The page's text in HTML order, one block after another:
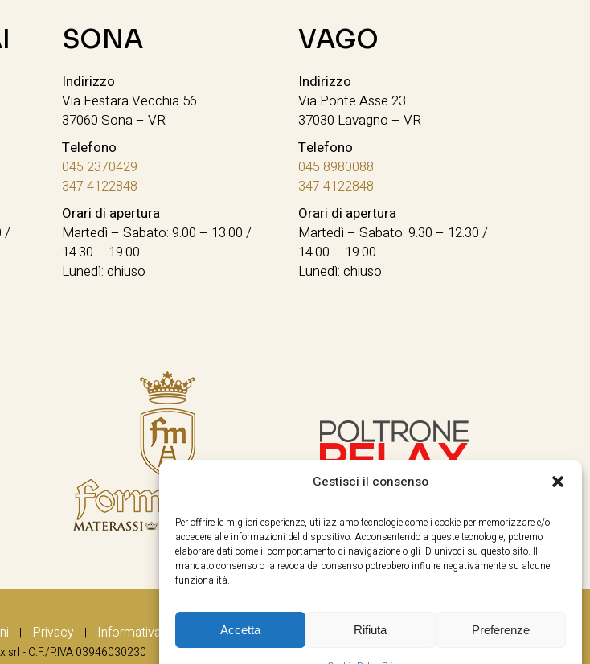
Gestisci il consenso
Per offrire le migliori esperienze, utilizziamo tecnologie come i cookie per memorizzare e/o
accedere alle informazioni del dispositivo. Acconsentendo a queste tecnologie, potremo
elaborare dati come il comportamento di navigazione o gli ID univoci su questo sito. Il
mancato consenso o la revoca del consenso potrebbero influire negativamente su alcune
funzionalità.
Accetta Rifiuta Preferenze
/
SONA
Indirizzo
Via Festara Vecchia 56
37060 Sona – VR
Telefono
045 2370429
347 4122848
Orari di apertura
Martedì – Sabato: 9.00 – 13.00 /
14.30 – 19.00
Lunedì: chiuso
VAGO
Indirizzo
Via Ponte Asse 23
37030 Lavagno – VR
Telefono
045 8980088
347 4122848
Orari di apertura
Martedì – Sabato: 9.30 – 12.30 /
14.00 – 19.00
Lunedì: chiuso
| Privacy | Informativa Cookie
srl - C.F./P.IVA 03946030230